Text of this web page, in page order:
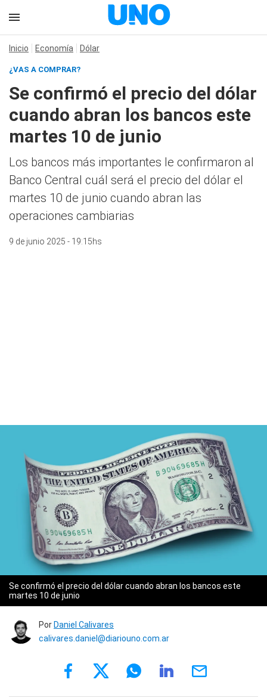
Inicio Economía Dólar
¿VAS A COMPRAR?
Se confirmó el precio del dólar
cuando abran los bancos este
martes 10 de junio
Los bancos más importantes le confirmaron al
Banco Central cuál será el precio del dólar el
martes 10 de junio cuando abran las
operaciones cambiarias
9 de junio 2025 - 19:15hs
Se confirmó el precio del dólar cuando abran los bancos este
martes 10 de junio
Por Daniel Calivares
calivares.daniel@diariouno.com.ar